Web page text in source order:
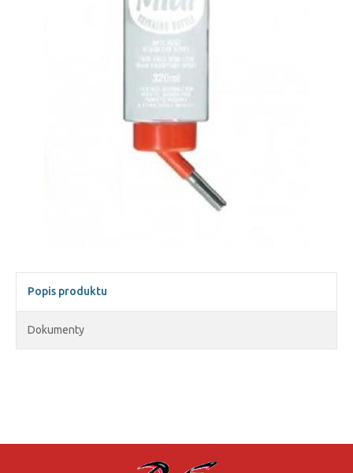
Popis produktu
Dokumenty